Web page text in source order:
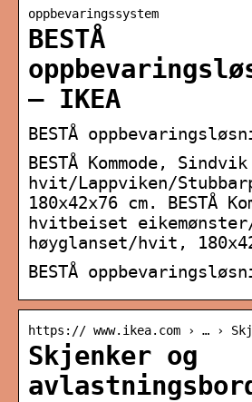
oppbevaringssystem
BESTÅ
– IKEA
BESTÅ
BESTÅ Kommode, Sindvik
hvit/Lappviken/
180x42x76 cm. BESTÅ
hvitbeiset
høyglanset/hvit,
BESTÅ
https:// www.ikea.com › … ›
Skjenker og